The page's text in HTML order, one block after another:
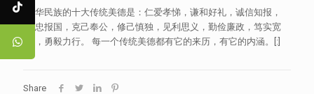
中华民族的十大传统美德是：仁爱孝悌，谦和好礼，诚信知报，
精忠报国，克己奉公，修己慎独，见利思义，勤俭廉政，笃实宽
厚，勇毅力行。 每一个传统美德都有它的来历，有它的内涵。[:]
Share